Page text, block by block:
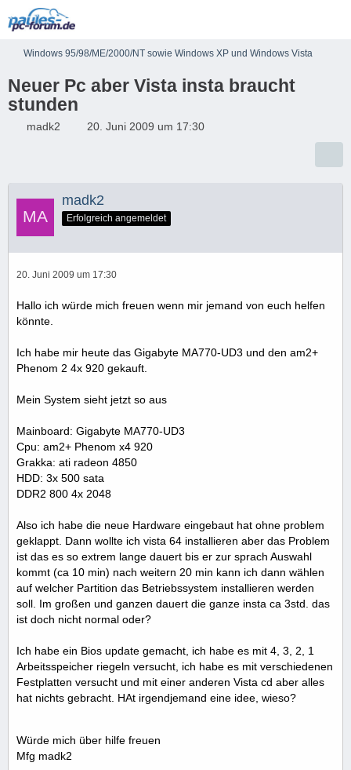
Windows 95/98/ME/2000/NT sowie Windows XP und Windows Vista
Neuer Pc aber Vista insta braucht
stunden
madk2 20. Juni 2009 um 17:30
madk2
Erfolgreich angemeldet
20. Juni 2009 um 17:30
Hallo ich würde mich freuen wenn mir jemand von euch helfen
könnte.
Ich habe mir heute das Gigabyte MA770-UD3 und den am2+
Phenom 2 4x 920 gekauft.
Mein System sieht jetzt so aus
Mainboard: Gigabyte MA770-UD3
Cpu: am2+ Phenom x4 920
Grakka: ati radeon 4850
HDD: 3x 500 sata
DDR2 800 4x 2048
Also ich habe die neue Hardware eingebaut hat ohne problem
geklappt. Dann wollte ich vista 64 installieren aber das Problem
ist das es so extrem lange dauert bis er zur sprach Auswahl
kommt (ca 10 min) nach weitern 20 min kann ich dann wählen
auf welcher Partition das Betriebssystem installieren werden
soll. Im großen und ganzen dauert die ganze insta ca 3std. das
ist doch nicht normal oder?
Ich habe ein Bios update gemacht, ich habe es mit 4, 3, 2, 1
Arbeitsspeicher riegeln versucht, ich habe es mit verschiedenen
Festplatten versucht und mit einer anderen Vista cd aber alles
hat nichts gebracht. HAt irgendjemand eine idee, wieso?
Würde mich über hilfe freuen
Mfg madk2